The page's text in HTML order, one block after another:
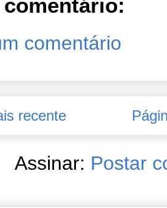
comentário
recente
Assinar: Postar